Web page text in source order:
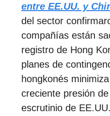
entre EE.UU. y
del sector
compañías están
registro de Hong
planes de
hongkonés
creciente presión
escrutinio de